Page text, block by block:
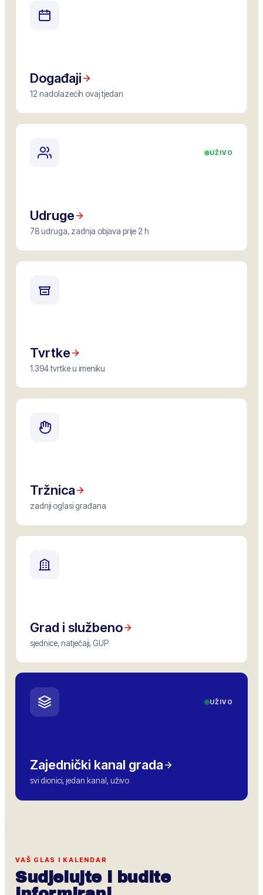
Događaji
12 nadolazećih ovaj tjedan
UŽIVO
Udruge
78 udruga, zadnja objava prije 2 h
Tvrtke
1.394 tvrtke u imeniku
Tržnica
zadnji oglasi građana
Grad i službeno
sjednice, natječaji, GUP
UŽIVO
Zajednički kanal grada
svi dionici, jedan kanal, uživo
VAŠ GLAS I KALENDAR
Sudjelujte i budite